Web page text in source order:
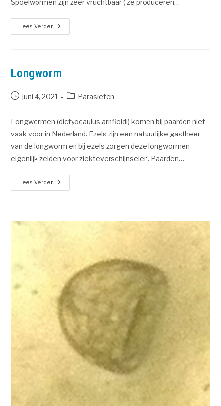
Spoelwormen zijn zeer vruchtbaar ( ze produceren…
Lees Verder
Longworm
juni 4, 2021 Parasieten
Longwormen (dictyocaulus arnfieldi) komen bij paarden niet
vaak voor in Nederland. Ezels zijn een natuurlijke gastheer
van de longworm en bij ezels zorgen deze longwormen
eigenlijk zelden voor ziekteverschijnselen. Paarden…
Lees Verder